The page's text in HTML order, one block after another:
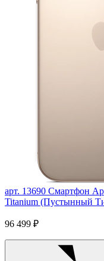
арт. 13690 Смартфон
Titanium (Пустынный
96 499 ₽